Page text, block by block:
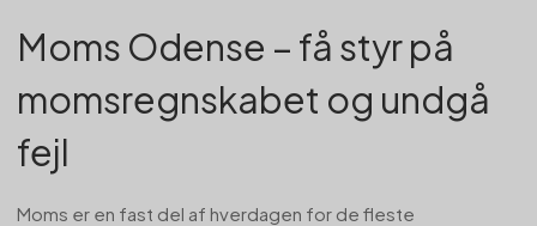
Moms Odense – få styr på
momsregnskabet og undgå
fejl
Moms er en fast del af hverdagen for de fleste